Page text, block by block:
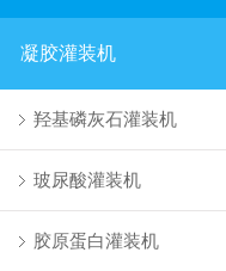
凝胶灌装机
羟基磷灰石灌装机
玻尿酸灌装机
胶原蛋白灌装机